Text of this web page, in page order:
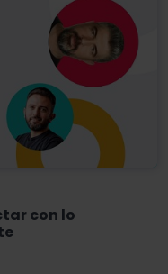
con lo